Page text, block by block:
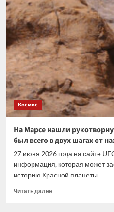
вода
в
Андах
смертельна
для
всех,
кроме
местных
жителей?
Космос
На Марсе нашли
был всего в двух шагах от
27 июня 2026 года на сайте
информация, которая может
историю Красной планеты....
Читать далееПрочитать